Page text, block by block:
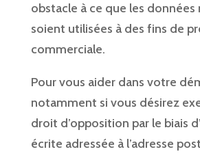
obstacle à ce que les données
soient utilisées à des fins de
commerciale.
Pour vous aider dans votre
notamment si vous désirez
droit d’opposition par le biais
écrite adressée à l’adresse